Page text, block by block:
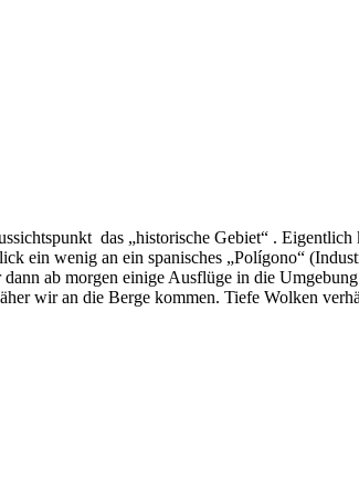
das „historische Gebiet“ .
ein wenig an ein spanisches „Polígono“
ab morgen einige Ausflüge in die
wir an die Berge kommen. Tiefe Wolken